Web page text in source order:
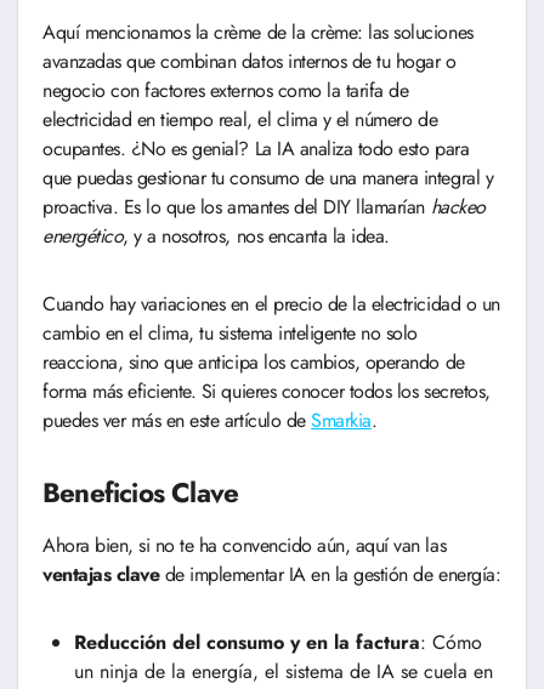
Aquí mencionamos la crème de la crème: las soluciones
avanzadas que combinan datos internos de tu hogar o
negocio con factores externos como la tarifa de
electricidad en tiempo real, el clima y el número de
ocupantes. ¿No es genial? La IA analiza todo esto para
que puedas gestionar tu consumo de una manera integral y
proactiva. Es lo que los amantes del DIY llamarían hackeo
energético, y a nosotros, nos encanta la idea.
Cuando hay variaciones en el precio de la electricidad o un
cambio en el clima, tu sistema inteligente no solo
reacciona, sino que anticipa los cambios, operando de
forma más eficiente. Si quieres conocer todos los secretos,
puedes ver más en este artículo deSmarkia.
Beneficios Clave
Ahora bien, si no te ha convencido aún, aquí van las
ventajas clavede implementar IA en la gestión de energía:
Reducción del consumo y en la factura: Cómo
un ninja de la energía, el sistema de IA se cuela en